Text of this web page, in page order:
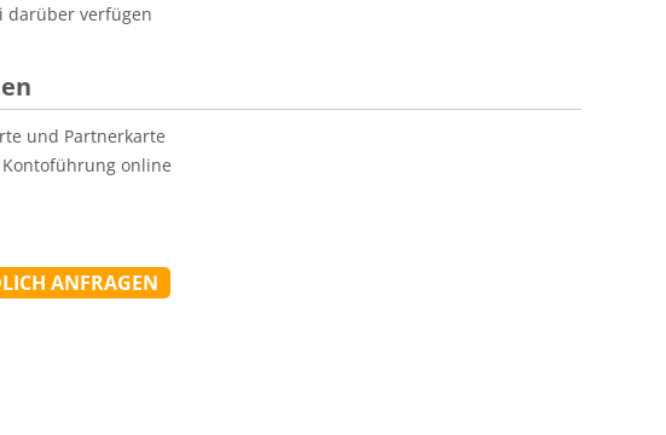
darüber verfügen
und Partnerkarte
online
ANFRAGEN